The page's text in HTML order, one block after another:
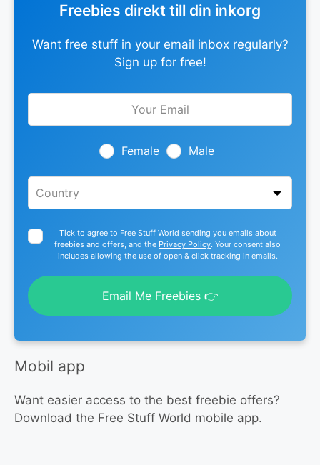
Freebies direkt till din inkorg
Want free stuff in your email inbox regularly?
Sign up for free!
Leave
Female Male
Tick to agree to Free Stuff World sending you emails about
freebies and offers, and the Privacy Policy. Your consent also
includes allowing the use of open & click tracking in emails.
Email Me Freebies 👉
Mobil app
Want easier access to the best freebie offers?
Download the Free Stuff World mobile app.